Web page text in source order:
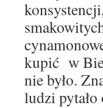
kupić w
nie było.
ludzi